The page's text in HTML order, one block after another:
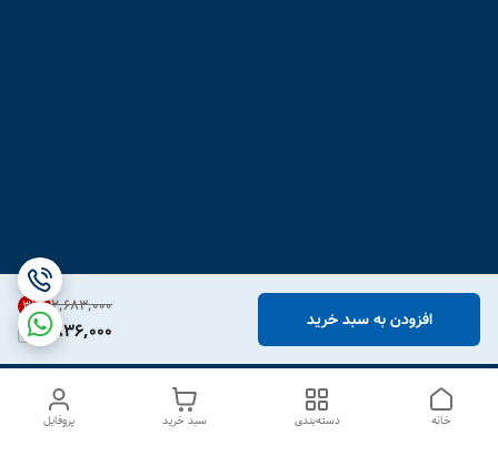
۲٬۶۸۳٬۰۰۰ 31%
1,836,000 افزودن به سبد خرید
پروفایل سبد خرید دسته‌بندی خانه